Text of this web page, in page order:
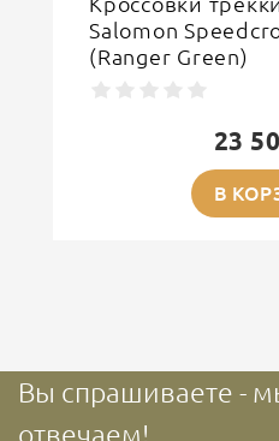
Salomon
(Ranger Green)
23
В
Вы спрашиваете -
отвечаем!